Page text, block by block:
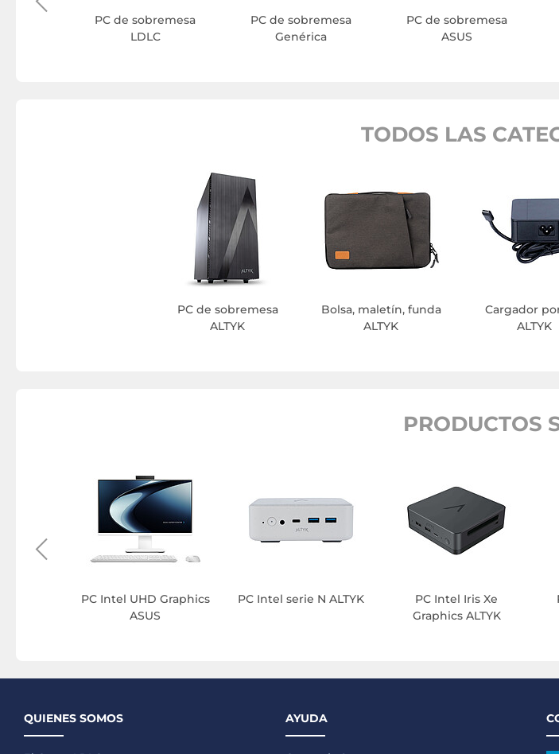
PC de sobremesa
LDLC
PC de sobremesa
Genérica
PC de sobremesa
ASUS
TODOS LAS
PC de sobremesa
ALTYK
Bolsa, maletín, funda
ALTYK
Cargador
ALTYK
PRODUCTOS
PC Intel UHD Graphics
ASUS
PC Intel serie N ALTYK
PC Intel Iris Xe
Graphics ALTYK
QUIENES SOMOS AYUDA